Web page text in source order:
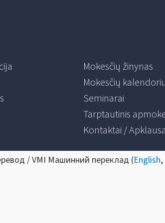
Mokesčių žinynas
Mokesčių
Seminarai
Tarptautinis
Kontaktai / Apklausa
/ VMI Машинний переклад (English,